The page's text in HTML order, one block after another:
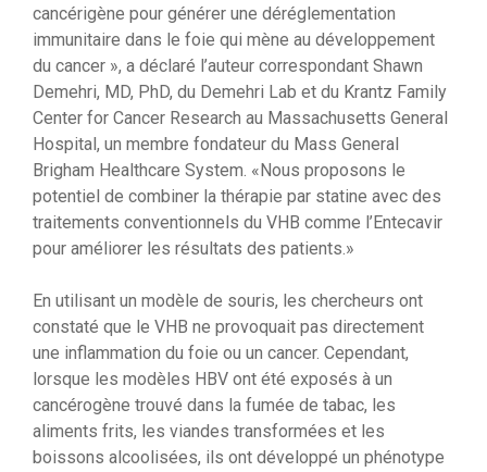
cancérigène pour générer une déréglementation
immunitaire dans le foie qui mène au développement
du cancer », a déclaré l’auteur correspondant Shawn
Demehri, MD, PhD, du Demehri Lab et du Krantz Family
Center for Cancer Research au Massachusetts General
Hospital, un membre fondateur du Mass General
Brigham Healthcare System. «Nous proposons le
potentiel de combiner la thérapie par statine avec des
traitements conventionnels du VHB comme l’Entecavir
pour améliorer les résultats des patients.»
En utilisant un modèle de souris, les chercheurs ont
constaté que le VHB ne provoquait pas directement
une inflammation du foie ou un cancer. Cependant,
lorsque les modèles HBV ont été exposés à un
cancérogène trouvé dans la fumée de tabac, les
aliments frits, les viandes transformées et les
boissons alcoolisées, ils ont développé un phénotype